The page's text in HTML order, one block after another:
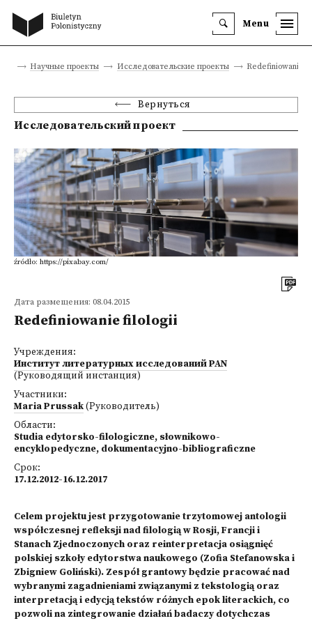
Menu
Научные проекты Исследовательские проекты Redefiniowanie
Вернуться
Исследовательский проект
źródło: https://pixabay.com/
Дата размещения: 08.04.2015
Redefiniowanie filologii
Учреждения:
Институт литературных исследований PAN
(Руководящий инстанция)
Участники:
Maria Prussak(Руководитель)
Области:
Studia edytorsko-filologiczne, słownikowo-
encyklopedyczne, dokumentacyjno-bibliograficzne
Срок:
17.12.2012-16.12.2017
Celem projektu jest przygotowanie trzytomowej antologii
współczesnej refleksji nad filologią w Rosji, Francji i
Stanach Zjednoczonych oraz reinterpretacja osiągnięć
polskiej szkoły edytorstwa naukowego (Zofia Stefanowska i
Zbigniew Goliński). Zespół grantowy będzie pracować nad
wybranymi zagadnieniami związanymi z tekstologią oraz
interpretacją i edycją tekstów różnych epok literackich, co
pozwoli na zintegrowanie działań badaczy dotychczas